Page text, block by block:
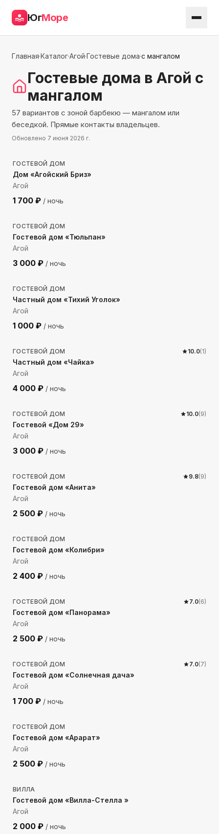
ЮгМоре
Главная·Каталог·Агой·Гостевые дома·с мангалом
Гостевые дома в Агой с
мангалом
57 вариантов с зоной барбекю — мангалом или
беседкой. Прямые контакты владельцев.
Обновлено 7 июня 2026 г.
712м до моря
ГОСТЕВОЙ ДОМ
Дом «Агойский Бриз»
Агой
1 700 ₽ / ночь
743м до моря
ГОСТЕВОЙ ДОМ
Гостевой дом «Тюльпан»
Агой
3 000 ₽ / ночь
531 м до моря
ГОСТЕВОЙ ДОМ
Частный дом «Тихий Уголок»
Агой
1 000 ₽ / ночь
1690 м до моря
ГОСТЕВОЙ ДОМ 10.0(1)
Частный дом «Чайка»
Агой
4 000 ₽ / ночь
1115м до моря
ГОСТЕВОЙ ДОМ 10.0(9)
Гостевой «Дом 29»
Агой
3 000 ₽ / ночь
1995 м до моря
ГОСТЕВОЙ ДОМ 9.8(9)
Гостевой дом «Анита»
Агой
2 500 ₽ / ночь
311 м до моря
ГОСТЕВОЙ ДОМ
Гостевой дом «Колибри»
Агой
2 400 ₽ / ночь
1934 м до моря
ГОСТЕВОЙ ДОМ 7.0(6)
Гостевой дом «Панорама»
Агой
2 500 ₽ / ночь
289м до моря
ГОСТЕВОЙ ДОМ 7.0(7)
Гостевой дом «Солнечная дача»
Агой
1 700 ₽ / ночь
1276 м до моря
ГОСТЕВОЙ ДОМ
Гостевой дом «Арарат»
Агой
2 500 ₽ / ночь
1158м до моря
ВИЛЛА
Гостевой дом «Вилла-Стелла »
Агой
2 000 ₽ / ночь
1229 м до моря